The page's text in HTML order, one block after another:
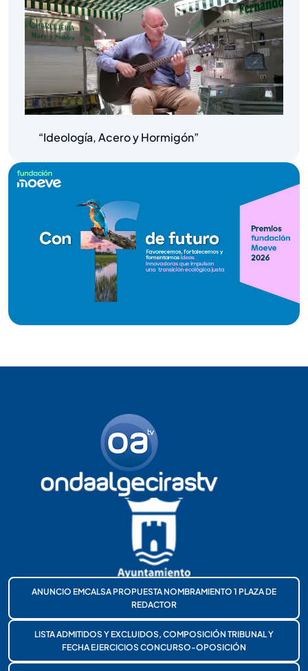
“Ideología, Acero y Hormigón”
ANUNCIO EMCALSA PROPUESTA NOMBRAMIENTO 1 PLAZA DE
REDACTOR
LISTA ADMITIDOS Y EXCLUIDOS, COMPOSICIÓN TRIBUNAL Y
FECHA EJERCICIOS CONCURSO-OPOSICIÓN